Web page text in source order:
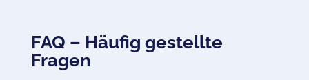
FAQ – Häufig gestellte
Fragen